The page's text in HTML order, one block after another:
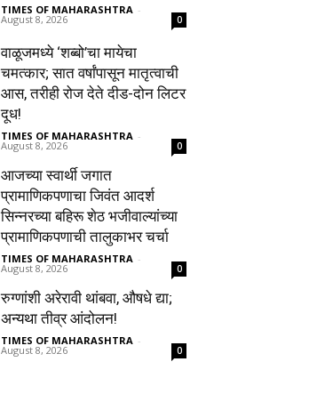
TIMES OF MAHARASHTRA -
August 8, 2026 0
वाळूजमध्ये ‘शब्बो’चा मायेचा
चमत्कार; सात वर्षांपासून मातृत्वाची
आस, तरीही रोज देते दीड-दोन लिटर
दूध!
TIMES OF MAHARASHTRA -
August 8, 2026 0
आजच्या स्वार्थी जगात
प्रामाणिकपणाचा जिवंत आदर्श
सिन्नरच्या बहिरू शेठ भजीवाल्यांच्या
प्रामाणिकपणाची तालुकाभर चर्चा
TIMES OF MAHARASHTRA -
August 8, 2026 0
रुग्णांशी अरेरावी थांबवा, औषधे द्या;
अन्यथा तीव्र आंदोलन!
TIMES OF MAHARASHTRA -
August 8, 2026 0